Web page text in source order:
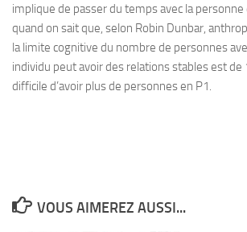
implique de passer du temps avec la
quand on sait que, selon Robin Dunbar,
la limite cognitive du nombre de personnes
individu peut avoir des relations stables est de
difficile d’avoir plus de personnes en P1.
VOUS AIMEREZ AUSSI...